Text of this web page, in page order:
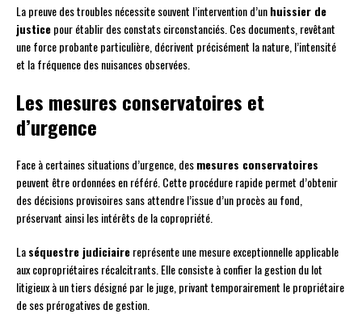
La preuve des troubles nécessite souvent l’intervention d’unhuissier de
justicepour établir des constats circonstanciés. Ces documents, revêtant
une force probante particulière, décrivent précisément la nature, l’intensité
et la fréquence des nuisances observées.
Les mesures conservatoires et
d’urgence
Face à certaines situations d’urgence, desmesures conservatoires
peuvent être ordonnées en référé. Cette procédure rapide permet d’obtenir
des décisions provisoires sans attendre l’issue d’un procès au fond,
préservant ainsi les intérêts de la copropriété.
Laséquestre judiciairereprésente une mesure exceptionnelle applicable
aux copropriétaires récalcitrants. Elle consiste à confier la gestion du lot
litigieux à un tiers désigné par le juge, privant temporairement le propriétaire
de ses prérogatives de gestion.